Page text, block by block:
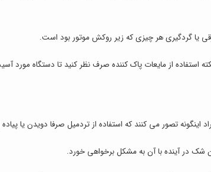
یا گردگیری هر چیزی که زیر روکش موتور بود است.
از مایعات پاک کننده صرف نظر کنید تا دستگاه مورد
تصور می کنند که استفاده از تردمیل صرفا دویدن یا
شک در آینده با آن به مشکل برخواهی خورد.